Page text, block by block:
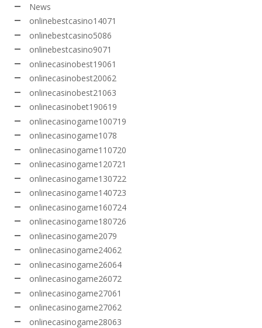
News
onlinebestcasino14071
onlinebestcasino5086
onlinebestcasino9071
onlinecasinobest19061
onlinecasinobest20062
onlinecasinobest21063
onlinecasinobet190619
onlinecasinogame100719
onlinecasinogame1078
onlinecasinogame110720
onlinecasinogame120721
onlinecasinogame130722
onlinecasinogame140723
onlinecasinogame160724
onlinecasinogame180726
onlinecasinogame2079
onlinecasinogame24062
onlinecasinogame26064
onlinecasinogame26072
onlinecasinogame27061
onlinecasinogame27062
onlinecasinogame28063